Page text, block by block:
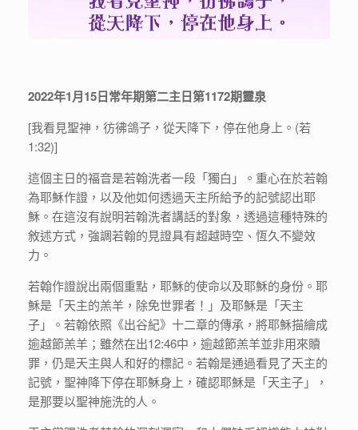
2022年1月15日常年期第二主日第1172期靈泉
[我看見聖神，彷彿鴿子，從天降下，停在他身上。(若
1:32)]
這個主日的福音是若翰洗者一段「獨白」。重心在於若翰
為耶穌作證，以及他如何透過天主所給予的記號認出耶
穌。在這沒有說明若翰洗者講話的對象，透過這種特殊的
敘述方式，強調若翰的見證具有超越時空、恆久不變效
力。
若翰作證說出兩個重點，耶穌的使命以及耶穌的身份。耶
穌是「天主的羔羊，除免世罪者！」及耶穌是「天主
子」。若翰依照《出谷紀》十二章的傳承，將耶穌描繪成
逾越節羔羊；雖然在出12:46中，逾越節羔羊並非用來贖
罪，仍是天主與人和好的標記。若翰是通過看見了天主的
記號，聖神降下停在耶穌身上，確認耶穌是「天主子」，
是那要以聖神施洗的人。